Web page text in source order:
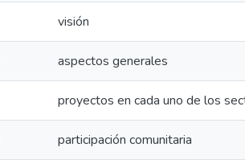
visión
aspectos generales
proyectos en cada uno de los
participación comunitaria